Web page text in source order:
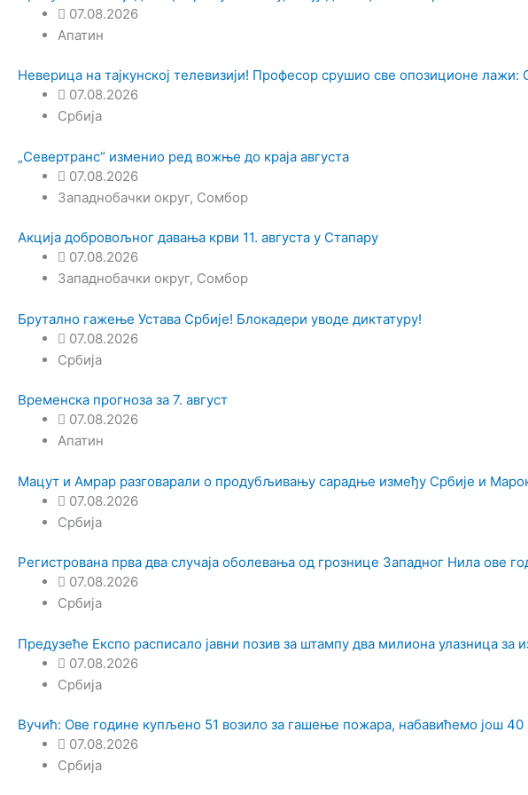
07.08.2026
Апатин
Неверица на тајкунској телевизији! Професор срушио све опозиционе
07.08.2026
Србија
„Севертранс“ изменио ред вожње до краја августа
07.08.2026
Западнобачки округ, Сомбор
Акција добровољног давања крви 11. августа у Стапару
07.08.2026
Западнобачки округ, Сомбор
Брутално гажење Устава Србије! Блокадери уводе диктатуру!
07.08.2026
Србија
Временска прогноза за 7. август
07.08.2026
Апатин
Мацут и Амрар разговарали о продубљивању сарадње између Србије и
07.08.2026
Србија
Регистрована прва два случаја оболевања од грознице Западног Нила ове
07.08.2026
Србија
Предузеће Експо расписало јавни позив за штампу два милиона улазница за
07.08.2026
Србија
Вучић: Ове године купљено 51 возило за гашење пожара, набавићемо још 40
07.08.2026
Србија